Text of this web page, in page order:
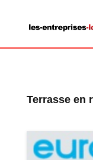
Terrasse en